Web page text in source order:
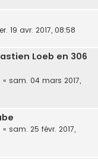
19 avr. 2017, 08:58
Loeb en 306
« sam. 04 mars 2017,
« sam. 25 févr. 2017,